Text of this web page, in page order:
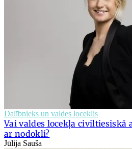
Dalībnieks un valdes loceklis
Vai valdes locekļa civiltiesiskā
ar nodokli?
Jūlija Sauša